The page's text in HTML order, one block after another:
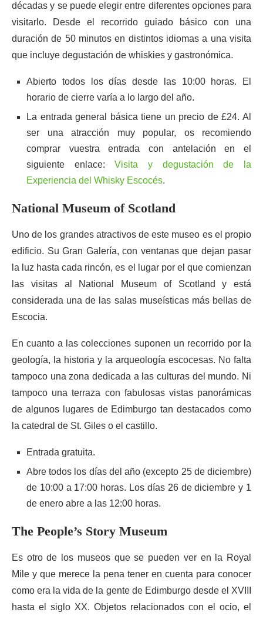
décadas y se puede elegir entre diferentes opciones para
visitarlo. Desde el recorrido guiado básico con una
duración de 50 minutos en distintos idiomas a una visita
que incluye degustación de whiskies y gastronómica.
Abierto todos los días desde las 10:00 horas. El
horario de cierre varía a lo largo del año.
La entrada general básica tiene un precio de £24. Al
ser una atracción muy popular, os recomiendo
comprar vuestra entrada con antelación en el
siguiente enlace:Visita y degustación de la
Experiencia del Whisky Escocés.
National Museum of Scotland
Uno de los grandes atractivos de este museo es el propio
edificio. Su Gran Galería, con ventanas que dejan pasar
la luz hasta cada rincón, es el lugar por el que comienzan
las visitas al National Museum of Scotland y está
considerada una de las salas museísticas más bellas de
Escocia.
En cuanto a las colecciones suponen un recorrido por la
geología, la historia y la arqueología escocesas. No falta
tampoco una zona dedicada a las culturas del mundo. Ni
tampoco una terraza con fabulosas vistas panorámicas
de algunos lugares de Edimburgo tan destacados como
la catedral de St. Giles o el castillo.
Entrada gratuita.
Abre todos los días del año (excepto 25 de diciembre)
de 10:00 a 17:00 horas. Los días 26 de diciembre y 1
de enero abre a las 12:00 horas.
The People’s Story Museum
Es otro de los museos que se pueden ver en la Royal
Mile y que merece la pena tener en cuenta para conocer
como era la vida de la gente de Edimburgo desde el XVIII
hasta el siglo XX. Objetos relacionados con el ocio, el